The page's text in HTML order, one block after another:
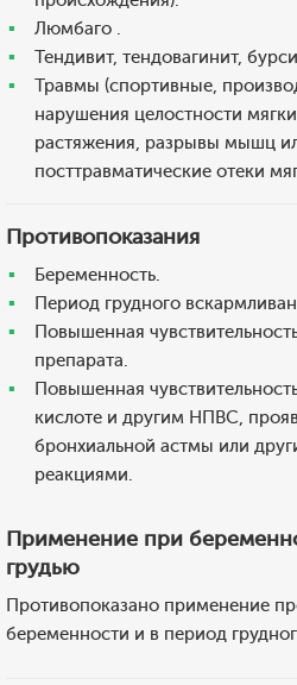
Люмбаго .
Тендивит, тендовагинит,
Травмы (спортивные,
нарушения целостности
растяжения, разрывы мышц
посттравматические отеки
Противопоказания
Беременность.
Период грудного
Повышенная
препарата.
Повышенная
кислоте и другим НПВС,
бронхиальной астмы или
реакциями.
Применение при
грудью
Противопоказано применение
беременности и в период